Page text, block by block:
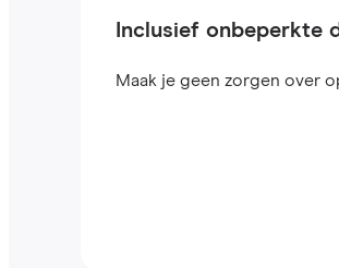
Inclusief onbeperkte
Maak je geen zorgen over